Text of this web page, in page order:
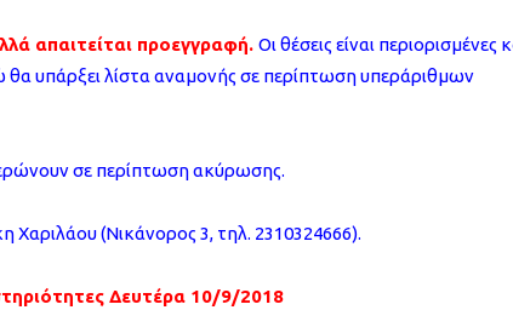
απαιτείται προεγγραφή. Οι θέσεις είναι περιορισμένες
υπάρξει λίστα αναμονής σε περίπτωση υπεράριθμων
σε περίπτωση ακύρωσης.
Χαριλάου (Νικάνορος 3, τηλ. 2310324666).
Δευτέρα 10/9/2018